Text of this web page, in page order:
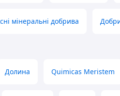
гарно.
Недоліки
мінеральні добрива
Долина Quimicas Meristem